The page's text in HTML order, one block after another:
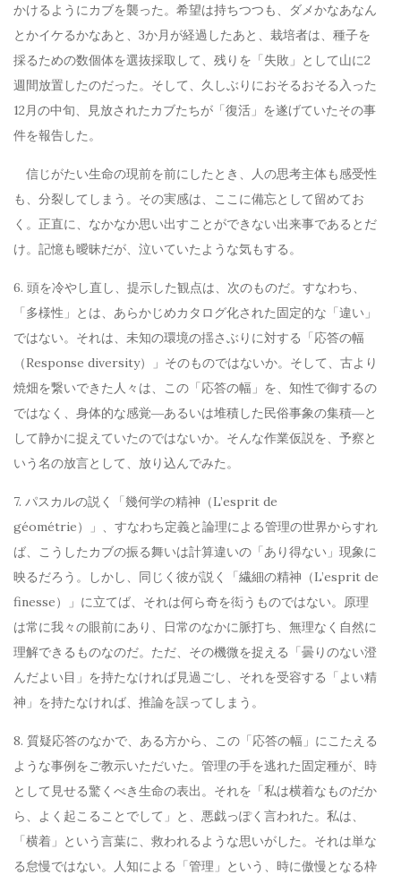
かけるようにカブを襲った。希望は持ちつつも、ダメかなあなん
とかイケるかなあと、3か月が経過したあと、栽培者は、種子を
採るための数個体を選抜採取して、残りを「失敗」として山に2
週間放置したのだった。そして、久しぶりにおそるおそる入った
12月の中旬、見放されたカブたちが「復活」を遂げていたその事
件を報告した。
信じがたい生命の現前を前にしたとき、人の思考主体も感受性
も、分裂してしまう。その実感は、ここに備忘として留めてお
く。正直に、なかなか思い出すことができない出来事であるとだ
け。記憶も曖昧だが、泣いていたような気もする。
6. 頭を冷やし直し、提示した観点は、次のものだ。すなわち、
「多様性」とは、あらかじめカタログ化された固定的な「違い」
ではない。それは、未知の環境の揺さぶりに対する「応答の幅
（Response diversity）」そのものではないか。そして、古より
焼畑を繋いできた人々は、この「応答の幅」を、知性で御するの
ではなく、身体的な感覚―あるいは堆積した民俗事象の集積―と
して静かに捉えていたのではないか。そんな作業仮説を、予察と
いう名の放言として、放り込んでみた。
7. パスカルの説く「幾何学の精神（L’esprit de
géométrie）」、すなわち定義と論理による管理の世界からすれ
ば、こうしたカブの振る舞いは計算違いの「あり得ない」現象に
映るだろう。しかし、同じく彼が説く「繊細の精神（L’esprit de
finesse）」に立てば、それは何ら奇を衒うものではない。原理
は常に我々の眼前にあり、日常のなかに脈打ち、無理なく自然に
理解できるものなのだ。ただ、その機微を捉える「曇りのない澄
んだよい目」を持たなければ見過ごし、それを受容する「よい精
神」を持たなければ、推論を誤ってしまう。
8. 質疑応答のなかで、ある方から、この「応答の幅」にこたえる
ような事例をご教示いただいた。管理の手を逃れた固定種が、時
として見せる驚くべき生命の表出。それを「私は横着なものだか
ら、よく起こることでして」と、悪戯っぽく言われた。私は、
「横着」という言葉に、救われるような思いがした。それは単な
る怠慢ではない。人知による「管理」という、時に傲慢となる枠